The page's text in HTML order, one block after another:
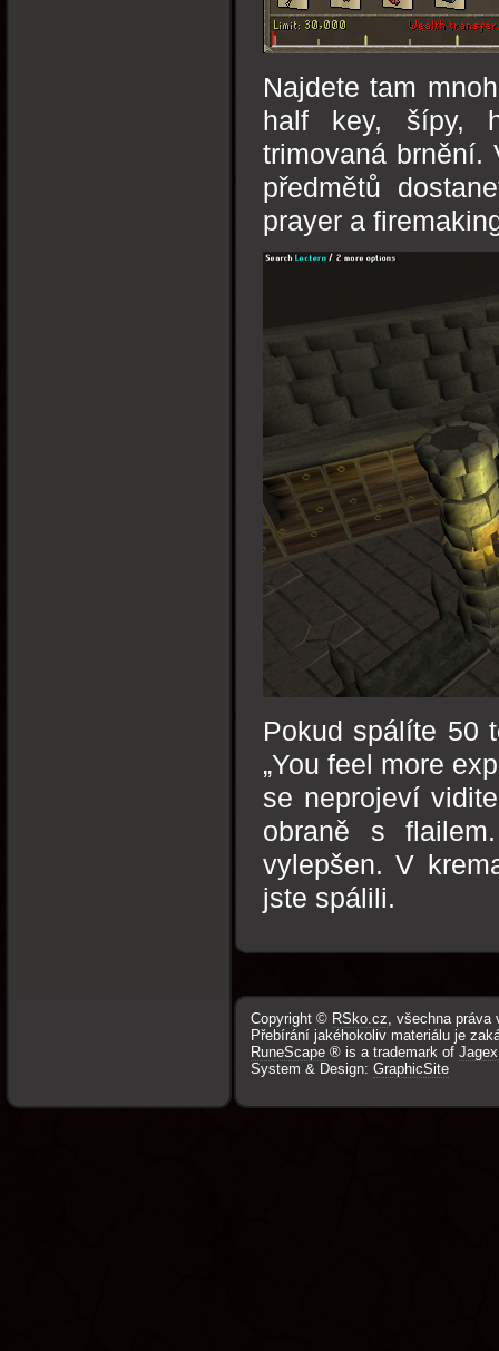
Najdete tam
half key, šípy,
trimovaná brnění.
předmětů
prayer a
Pokud spálíte 50
„You feel more
se neprojeví
obraně s
vylepšen. V
jste spálili.
Copyright © RSko.cz, všechna práva
Přebírání jakéhokoliv materiálu je
RuneScape® is a trademark of Jagex
System & Design: GraphicSite